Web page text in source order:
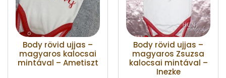
Body rövid ujjas –
magyaros kalocsai
mintával – Ametiszt
Body rövid ujjas –
magyaros Zsuzsa
kalocsai mintával –
Inezke